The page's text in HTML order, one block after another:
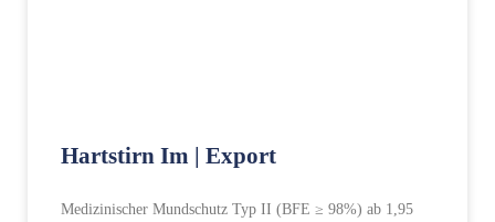
Hartstirn Im | Export
Medizinischer Mundschutz Typ II (BFE ≥ 98%) ab 1,95